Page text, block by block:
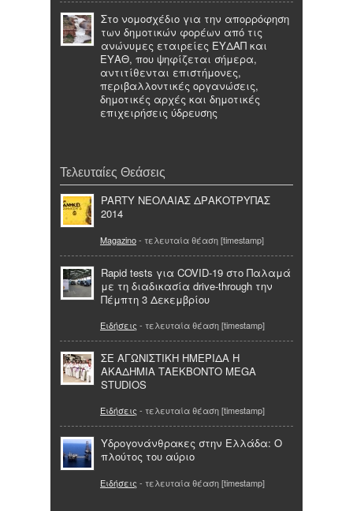
Στο νομοσχέδιο για την απορρόφηση
των δημοτικών φορέων από τις
ανώνυμες εταιρείες ΕΥΔΑΠ και
ΕΥΑΘ, που ψηφίζεται σήμερα,
αντιτίθενται επιστήμονες,
περιβαλλοντικές οργανώσεις,
δημοτικές αρχές και δημοτικές
επιχειρήσεις ύδρευσης
Τελευταίες Θεάσεις
PARTY ΝΕΟΛΑΙΑΣ ΔΡΑΚΟΤΡΥΠΑΣ
2014
Magazino- τελευταία θέαση [timestamp]
Rapid tests για COVID-19 στο Παλαμά
με τη διαδικασία drive-through την
Πέμπτη 3 Δεκεμβρίου
Ειδήσεις - τελευταία θέαση [timestamp]
ΣΕ ΑΓΩΝΙΣΤΙΚΗ ΗΜΕΡΙΔΑ Η
ΑΚΑΔΗΜΙΑ ΤΑΕΚΒΟΝΤΟ MEGA
STUDIOS
Ειδήσεις - τελευταία θέαση [timestamp]
Υδρογονάνθρακες στην Ελλάδα: Ο
πλούτος του αύριο
Ειδήσεις - τελευταία θέαση [timestamp]